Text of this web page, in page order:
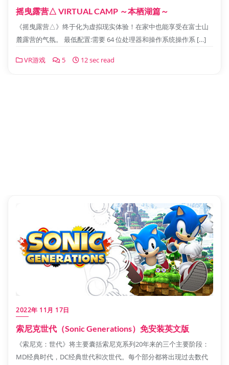
摇曳露营△ VIRTUAL CAMP ～本栖湖篇～
《摇曳露营△》终于化为虚拟现实体验！在家中也能享受在富士山
麓露营的气氛。 最低配置:需要 64 位处理器和操作系统操作系 […]
VR游戏 5 12 sec read
2022年 11月 17日
索尼克世代（Sonic Generations）免安装英文版
《索尼克：世代》将主要囊括索尼克系列20年来的三个主要阶段：
MD经典时代，DC经典世代和次世代。每个部分都将出现过去数代